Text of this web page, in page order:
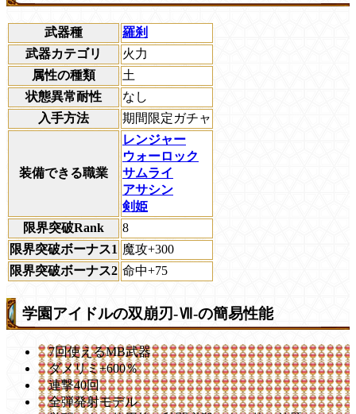
武器種
羅刹
武器カテゴリ
火力
属性の種類
土
状態異常耐性
なし
入手方法
期間限定ガチャ
装備できる職業
レンジャー
ウォーロック
サムライ
アサシン
剣姫
限界突破Rank
8
限界突破ボーナス1 魔攻+300
限界突破ボーナス2 命中+75
学園アイドルの双崩刃-Ⅶ-の簡易性能
7回使えるMB武器
ダメリミ+600％
連撃40回
全弾発射モデル